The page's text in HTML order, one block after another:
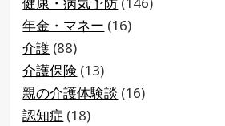
年金・マネー (16)
介護 (88)
介護保険 (13)
親の介護体験談 (16)
認知症 (18)